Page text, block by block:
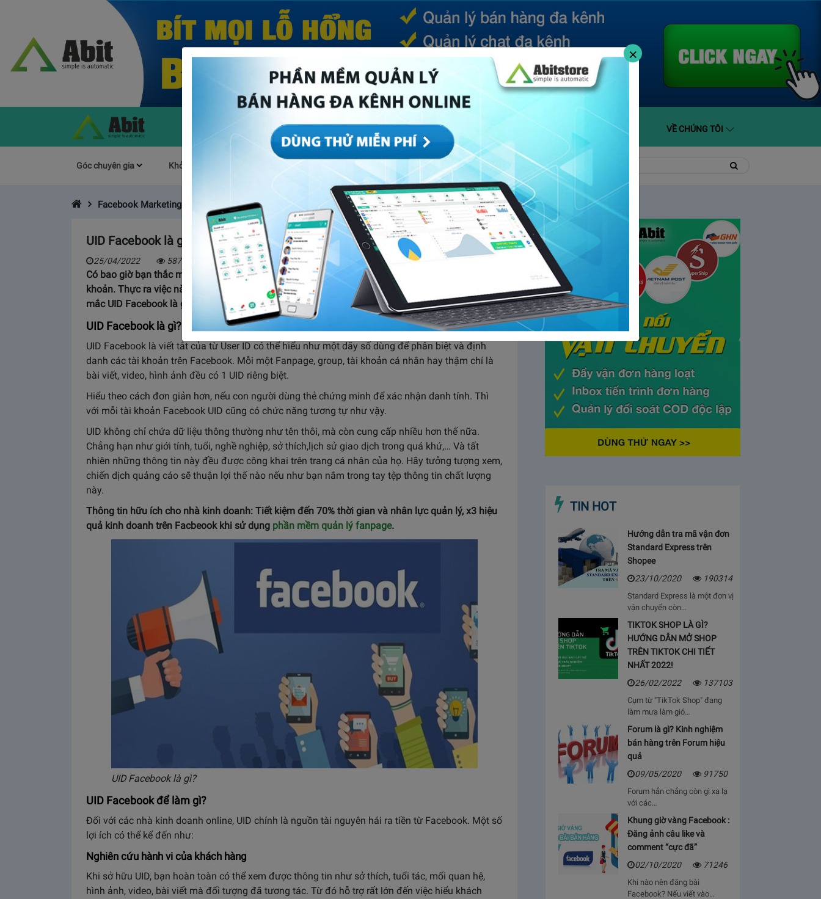
(CURRENT) BÁO GIÁ HỖ TRỢ VỀ CHÚNG TÔI
Góc chuyên gia Khởi Nghiệp Mục khác Quản trị Về Abit
kiếm:
kiếm
Facebook Marketing
UID Facebook là gì? sở hữu tệp khách hàng tiềm năng không hề khó
25/04/2022 5873
Có bao giờ bạn thắc mắc, làm cách nào Facebook có thể quản lý và phân biệt giữa hàng triệu tài
khoản. Thực ra việc này không hề khó vì nó được quản lý thông qua UID. Nếu bạn đang thắc
mắc UID Facebook là gì thì ngay bây giờ chúng ta cùng đi giải đáp ở bài viết sau đây nhé.
UID Facebook là gì?
UID Facebook là viết tắt của từ User ID có thể hiểu như một dãy số dùng để phân biệt và định
danh các tài khoản trên Facebook. Mỗi một Fanpage, group, tài khoản cá nhân hay thậm chí là
bài viết, video, hình ảnh đều có 1 UID riêng biệt.
Hiểu theo cách đơn giản hơn, nếu con người dùng thẻ chứng minh để xác nhận danh tính. Thì
với mỗi tài khoản Facebook UID cũng có chức năng tương tự như vậy.
UID không chỉ chứa dữ liệu thông thường như tên thôi, mà còn cung cấp nhiều hơn thế nữa.
Chẳng hạn như giới tính, tuổi, nghề nghiệp, sở thích,lịch sử giao dịch trong quá khứ,… Và tất
nhiên những thông tin này đều được công khai trên trang cá nhân của họ. Hãy tưởng tượng xem,
chiến dịch quảng cáo sẽ thuận lợi thế nào nếu như bạn nắm trong tay tệp thông tin chất lượng
này.
Thông tin hữu ích cho nhà kinh doanh: Tiết kiệm đến 70% thời gian và nhân lực quản lý, x3 hiệu
quả kinh doanh trên Facbeook khi sử dụng phần mềm quản lý fanpage.
UID Facebook là gì?
UID Facebook để làm gì?
Đối với các nhà kinh doanh online, UID chính là nguồn tài nguyên hái ra tiền từ Facebook. Một số
lợi ích có thể kể đến như:
Nghiên cứu hành vi của khách hàng
Khi sở hữu UID, bạn hoàn toàn có thể xem được thông tin như sở thích, tuổi tác, mối quan hệ,
hình ảnh, video, bài viết mà đối tượng đã tương tác. Từ đó hỗ trợ rất lớn đến việc hiểu khách
TIN HOT
Hướng dẫn tra mã vận đơn
Standard Express trên
Shopee
23/10/2020
190314
Standard Express là một đơn vị
vận chuyển còn…
TIKTOK SHOP LÀ GÌ?
HƯỚNG DẪN MỞ SHOP
TRÊN TIKTOK CHI TIẾT
NHẤT 2022!
26/02/2022
137103
Cụm từ "TikTok Shop" đang
làm mưa làm gió…
Forum là gì? Kinh nghiệm
bán hàng trên Forum hiệu
quả
09/05/2020
91750
Forum hẳn chẳng còn gì xa lạ
với các…
Khung giờ vàng Facebook :
Đăng ảnh câu like và
comment “cực đã”
02/10/2020
71246
Khi nào nên đăng bài
Facebook? Nếu viết vào…
×